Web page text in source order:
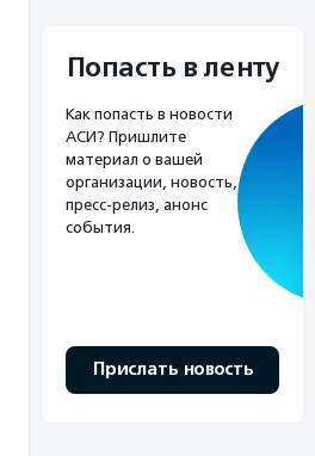
Попасть в ленту
Как попасть в новости
АСИ? Пришлите
материал о вашей
организации, новость,
пресс-релиз, анонс
события.
Прислать новость